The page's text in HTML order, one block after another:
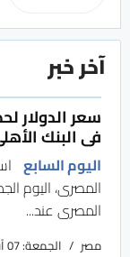
آخر خبر
فى البنك
اليوم السابع
المصرى عند...
مصر الجمعة: 07 آب 2026